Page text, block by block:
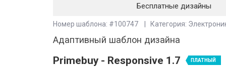
Бесплатные дизайны
Номер шаблона: #100747 | Категория:
Адаптивный шаблон дизайна
Primebuy - Responsive 1.7 ПЛАТНЫЙ